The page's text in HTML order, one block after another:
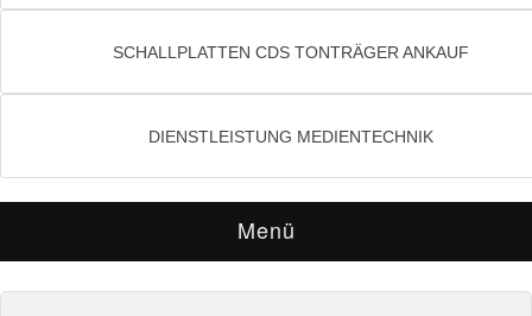
SCHALLPLATTEN CDS TONTRÄGER ANKAUF
DIENSTLEISTUNG MEDIENTECHNIK
Menü